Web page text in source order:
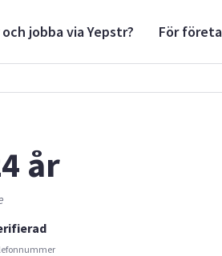
och jobba via Yepstr? För
år